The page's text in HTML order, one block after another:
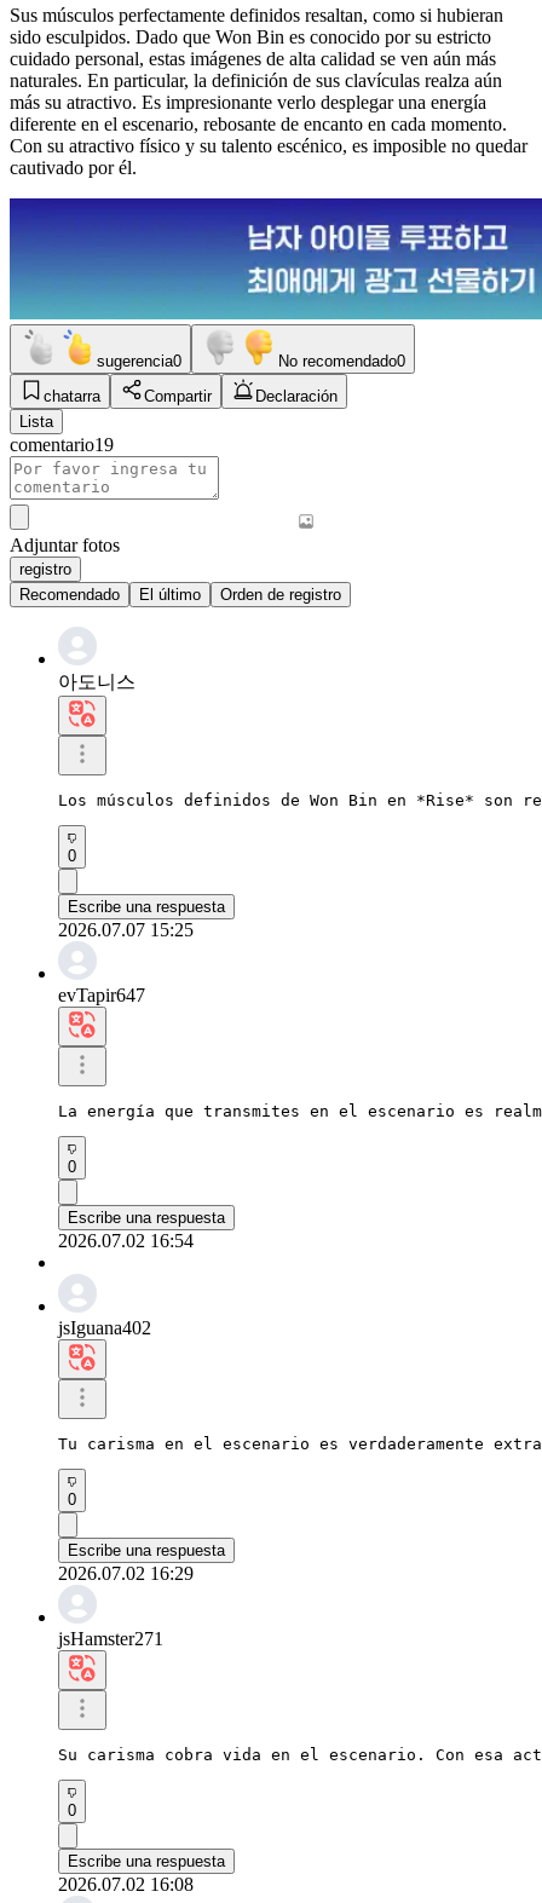
Sus músculos perfectamente definidos resaltan, como si hubieran
sido esculpidos. Dado que Won Bin es conocido por su estricto
cuidado personal, estas imágenes de alta calidad se ven aún más
naturales. En particular, la definición de sus clavículas realza aún
más su atractivo. Es impresionante verlo desplegar una energía
diferente en el escenario, rebosante de encanto en cada momento.
Con su atractivo físico y su talento escénico, es imposible no quedar
cautivado por él.
sugerencia0 No recomendado0
chatarra
Compartir
Declaración
Lista
comentario19
Adjuntar fotos
registro
Recomendado
El último Orden de registro
아도니스
Los músculos definidos de Won Bin en *Rise* son
0
Escribe una respuesta
2026.07.07 15:25
evTapir647
La energía que transmites en el escenario es
0
Escribe una respuesta
2026.07.02 16:54
jsIguana402
Tu carisma en el escenario es verdaderamente
0
Escribe una respuesta
2026.07.02 16:29
jsHamster271
Su carisma cobra vida en el escenario. Con esa
0
Escribe una respuesta
2026.07.02 16:08